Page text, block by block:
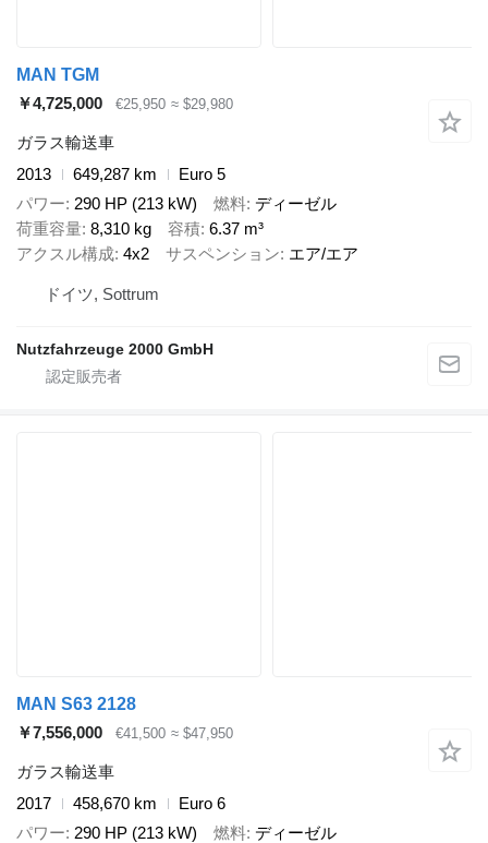
MAN TGM
￥4,725,000
€25,950 ≈ $29,980
ガラス輸送車
2013
649,287 km
Euro 5
パワー 290 HP (213 kW) 燃料 ディーゼル
荷重容量 8,310 kg 容積 6.37 m³
アクスル構成 4x2 サスペンション エア/エア
ドイツ, Sottrum
Nutzfahrzeuge 2000 GmbH
MAN S63 2128
￥7,556,000
€41,500 ≈ $47,950
ガラス輸送車
2017
458,670 km
Euro 6
パワー 290 HP (213 kW) 燃料 ディーゼル